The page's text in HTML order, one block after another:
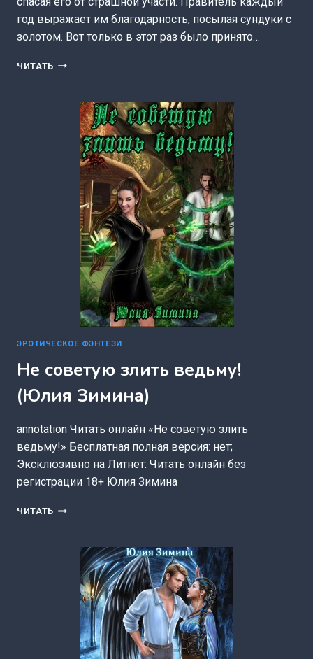
год выражает им благодарность, посылая сундуки с
золотом. Вот только в этот раз было принято…
ЧИТАТЬ ОГНЕННЫЙ
ДРАКОНА
(ЮЛИЯ
ЗИМИНА)
ЭРОТИЧЕСКОЕ ФЭНТЕЗИ
Не советую злить ведьму!
(Юлия Зимина)
annotation Читать онлайн «Не советую злить
ведьму!» Бесплатная полная версия: нет;
Эксклюзивно на Литнет: Читать онлайн без
регистрации 18+ Юлия Зимина
ЧИТАТЬ НЕ
ВЕДЬМУ!
(ЮЛИЯ
ЗИМИНА)